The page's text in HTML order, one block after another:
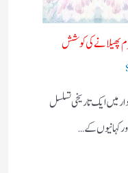
پھیلانے کی کوشش
میں ایک تاریخی تسلسل
کہانیوں کے…